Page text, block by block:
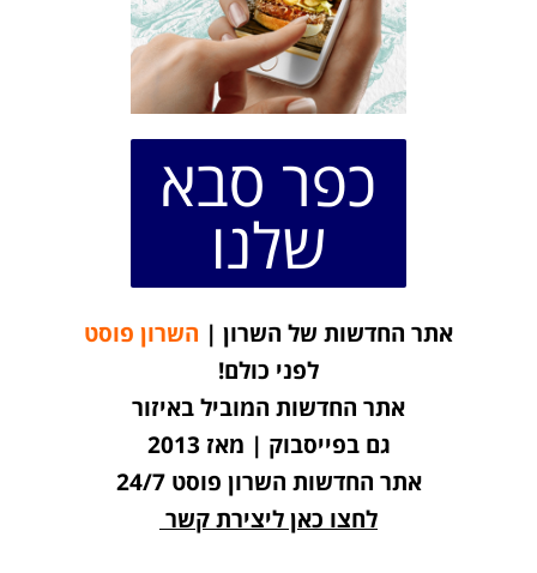
כפר סבא
שלנו
אתר החדשות של השרון | השרון פוסט
לפני כולם!
אתר החדשות המוביל באיזור
גם בפייסבוק | מאז 2013
אתר החדשות השרון פוסט 24/7
לחצו כאן ליצירת קשר